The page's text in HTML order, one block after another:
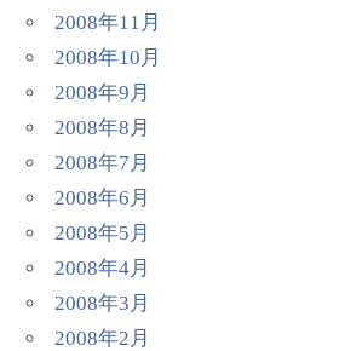
2008年11月
2008年10月
2008年9月
2008年8月
2008年7月
2008年6月
2008年5月
2008年4月
2008年3月
2008年2月